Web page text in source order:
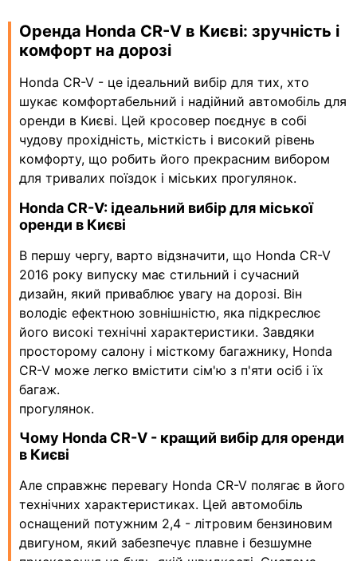
Оренда Honda CR-V в Києві: зручність і
комфорт на дорозі
Honda CR-V - це ідеальний вибір для тих, хто
шукає комфортабельний і надійний автомобіль для
оренди в Києві. Цей кросовер поєднує в собі
чудову прохідність, місткість і високий рівень
комфорту, що робить його прекрасним вибором
для тривалих поїздок і міських прогулянок.
Honda CR-V: ідеальний вибір для міської
оренди в Києві
В першу чергу, варто відзначити, що Honda CR-V
2016 року випуску має стильний і сучасний
дизайн, який приваблює увагу на дорозі. Він
володіє ефектною зовнішністю, яка підкреслює
його високі технічні характеристики. Завдяки
просторому салону і місткому багажнику, Honda
CR-V може легко вмістити сім'ю з п'яти осіб і їх
багаж.
прогулянок.
Чому Honda CR-V - кращий вибір для оренди
в Києві
Але справжнє перевагу Honda CR-V полягає в його
технічних характеристиках. Цей автомобіль
оснащений потужним 2,4 - літровим бензиновим
двигуном, який забезпечує плавне і безшумне